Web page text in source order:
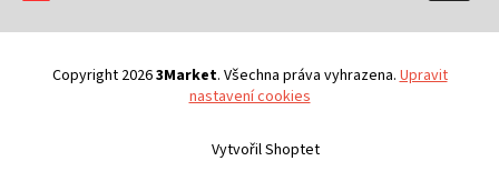
Vytvořil Shoptet
Copyright 20263Market. Všechna práva vyhrazena. Upravit
nastavení cookies